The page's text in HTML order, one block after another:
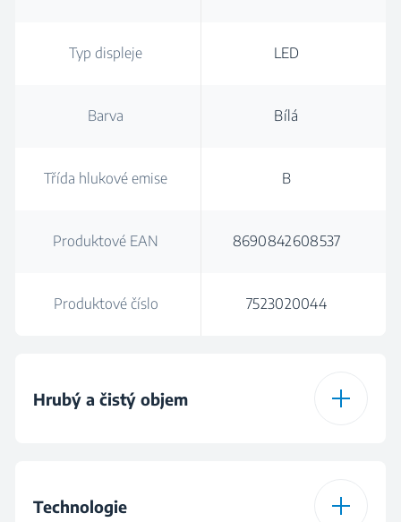
Typ displeje LED
Barva Bílá
Třída hlukové emise B
Produktové EAN 8690842608537
Produktové číslo 7523020044
Hrubý a čistý objem
Technologie